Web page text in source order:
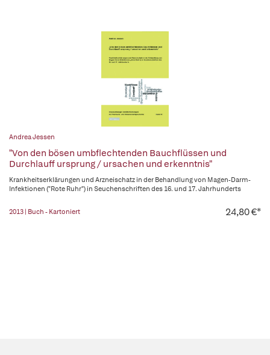
Andrea Jessen
"Von den bösen umbflechtenden Bauchflüssen und
Durchlauff ursprung / ursachen und erkenntnis"
Krankheitserklärungen und Arzneischatz in der Behandlung von Magen-Darm-
Infektionen ("Rote Ruhr") in Seuchenschriften des 16. und 17. Jahrhunderts
2013 | Buch - Kartoniert 24,80 €*